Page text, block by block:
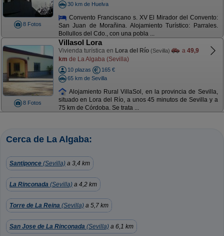
8 Fotos
30 km de Huelva
Convento Franciscano s. XV El Mirador del Convento:
San Juan de Morañina. Alojamiento Turístico: Parrales.
Bollullos del Cdo., con una pobla ...
8 Fotos
Villasol Lora
Vivienda turística en Lora del Río (Sevilla) a 49,9
km de La Algaba (Sevilla)
10 plazas
165 €
65 km de Sevilla
Alojamiento Rural VillaSol, en la provincia de Sevilla,
situado en Lora del Río, a unos 45 minutos de Sevilla y a
75 km de Córdoba. Se trata ...
Cerca de La Algaba:
Santiponce (Sevilla) a 3,4 km
La Rinconada (Sevilla) a 4,2 km
Torre de La Reina (Sevilla) a 5,7 km
San Jose de La Rinconada (Sevilla) a 6,1 km